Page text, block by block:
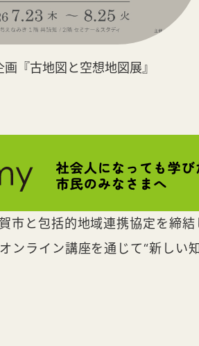
画『古地図と空想地図展』
市と包括的地域連携協定を締結
ンライン講座を通じて“新しい